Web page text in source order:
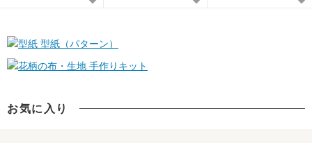
型紙（パターン）
手作りキット
お気に入り